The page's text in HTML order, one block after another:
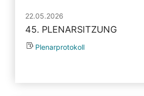
22.05.2026
45. PLENARSITZUNG
Plenarprotokoll